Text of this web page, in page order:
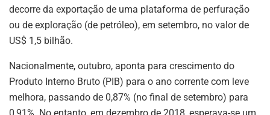
decorre da exportação de uma plataforma de perfuração
ou de exploração (de petróleo), em setembro, no valor de
US$ 1,5 bilhão.
Nacionalmente, outubro, aponta para crescimento do
Produto Interno Bruto (PIB) para o ano corrente com leve
melhora, passando de 0,87% (no final de setembro) para